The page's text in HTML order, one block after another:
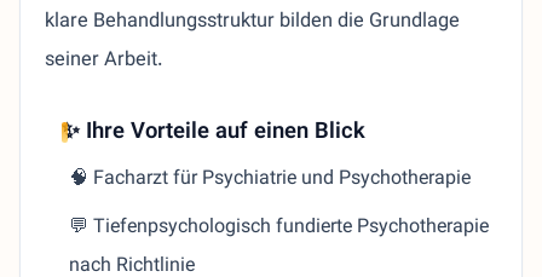
klare Behandlungsstruktur bilden die Grundlage
seiner Arbeit.
✨ Ihre Vorteile auf einen Blick
🧠 Facharzt für Psychiatrie und Psychotherapie
💬 Tiefenpsychologisch fundierte Psychotherapie
nach Richtlinie